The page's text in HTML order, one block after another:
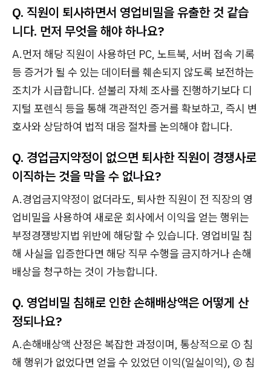
Q. 직원이 퇴사하면서 영업비밀을 유출한 것 같습
니다. 먼저 무엇을 해야 하나요?
A.먼저 해당 직원이 사용하던 PC, 노트북, 서버 접속 기록
등 증거가 될 수 있는 데이터를 훼손되지 않도록 보전하는
조치가 시급합니다. 섣불리 자체 조사를 진행하기보다 디
지털 포렌식 등을 통해 객관적인 증거를 확보하고, 즉시 변
호사와 상담하여 법적 대응 절차를 논의해야 합니다.
Q. 경업금지약정이 없으면 퇴사한 직원이 경쟁사로
이직하는 것을 막을 수 없나요?
A.경업금지약정이 없더라도, 퇴사한 직원이 전 직장의 영
업비밀을 사용하여 새로운 회사에서 이익을 얻는 행위는
부정경쟁방지법 위반에 해당할 수 있습니다. 영업비밀 침
해 사실을 입증한다면 해당 직무 수행을 금지하거나 손해
배상을 청구하는 것이 가능합니다.
Q. 영업비밀 침해로 인한 손해배상액은 어떻게 산
정되나요?
A.손해배상액 산정은 복잡한 과정이며, 통상적으로 ① 침
해 행위가 없었다면 얻을 수 있었던 이익(일실이익), ② 침